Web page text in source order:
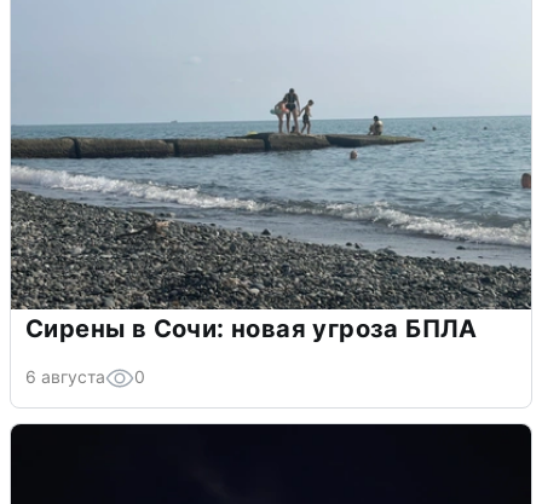
Сирены в Сочи: новая угроза БПЛА
6 августа 0